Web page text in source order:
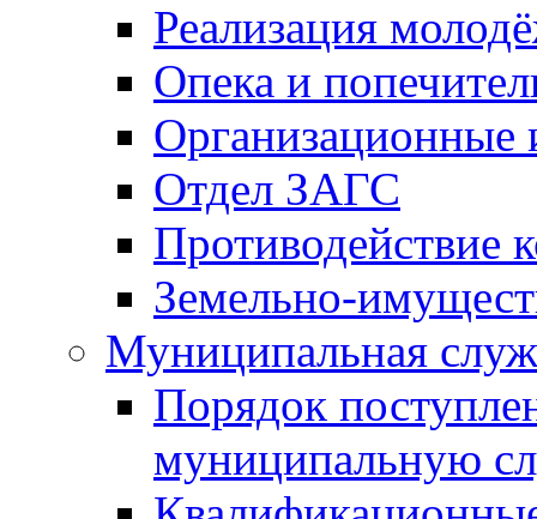
Реализация
Опека и
Отдел ЗАГС
Противодействие
Земельно-
Муниципальная
Порядок
муниципальную